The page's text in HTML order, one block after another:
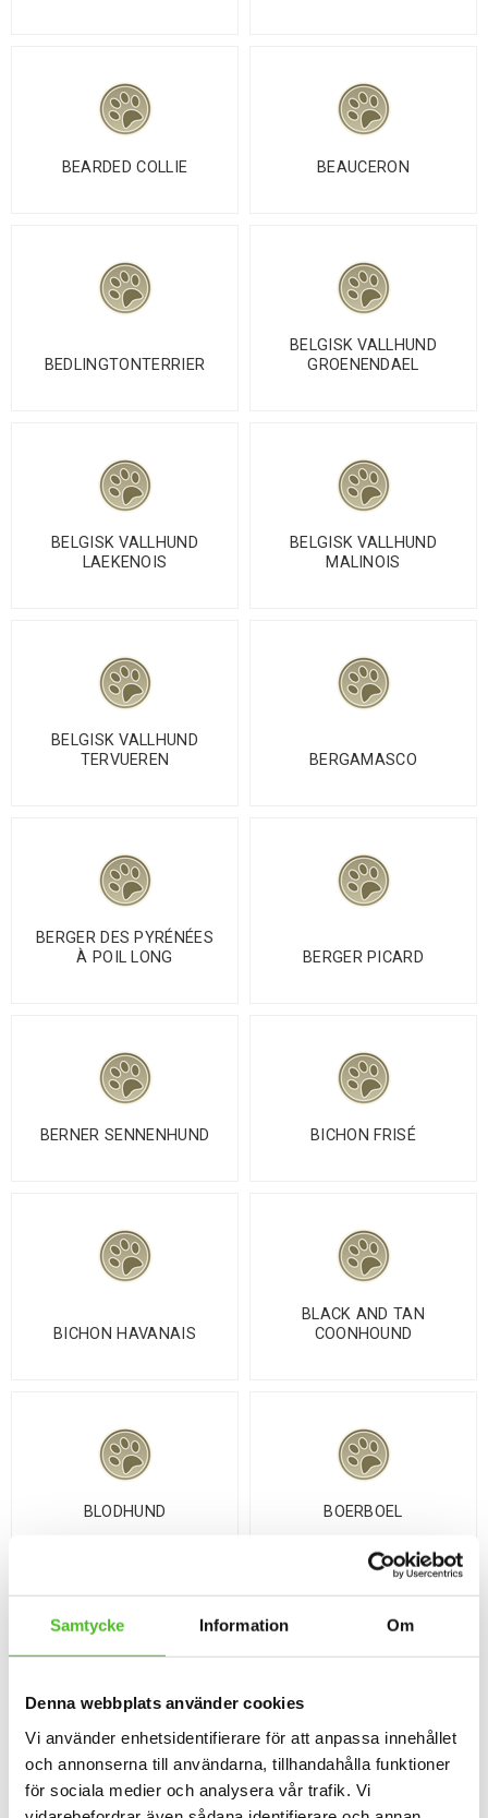
Samtycke Information Om
Denna webbplats använder cookies
Vi använder enhetsidentifierare för att anpassa innehållet
och annonserna till användarna, tillhandahålla funktioner
för sociala medier och analysera vår trafik. Vi
BEARDED COLLIE BEAUCERON
BEDLINGTONTERRIER
BELGISK VALLHUND
GROENENDAEL
BELGISK VALLHUND
LAEKENOIS
BELGISK VALLHUND
MALINOIS
BELGISK VALLHUND
TERVUEREN
BERGAMASCO
BERGER DES PYRÉNÉES
À POIL LONG
BERGER PICARD
BERNER SENNENHUND BICHON FRISÉ
BICHON HAVANAIS
BLACK AND TAN
COONHOUND
BLODHUND BOERBOEL